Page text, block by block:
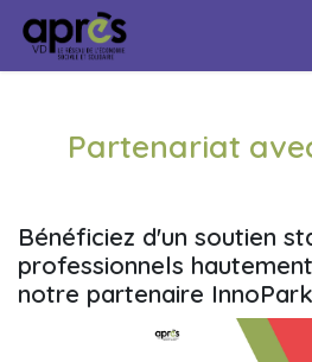
Se rendre au contenu
Partenariat
Bénéficiez d'un soutien
professionnels
notre partenaire